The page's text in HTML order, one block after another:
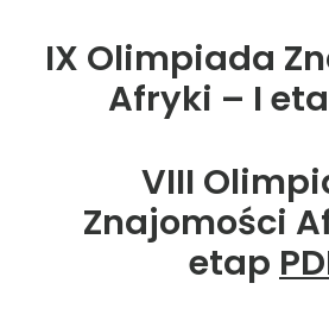
IX Olimpiada
Afryki – I
VIII
Znajomości
etap